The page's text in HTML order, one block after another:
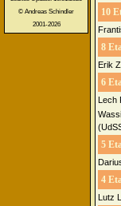
© Andreas Schindler
2001-2026
10
8
Erik
6
Lech
5
4
Lutz